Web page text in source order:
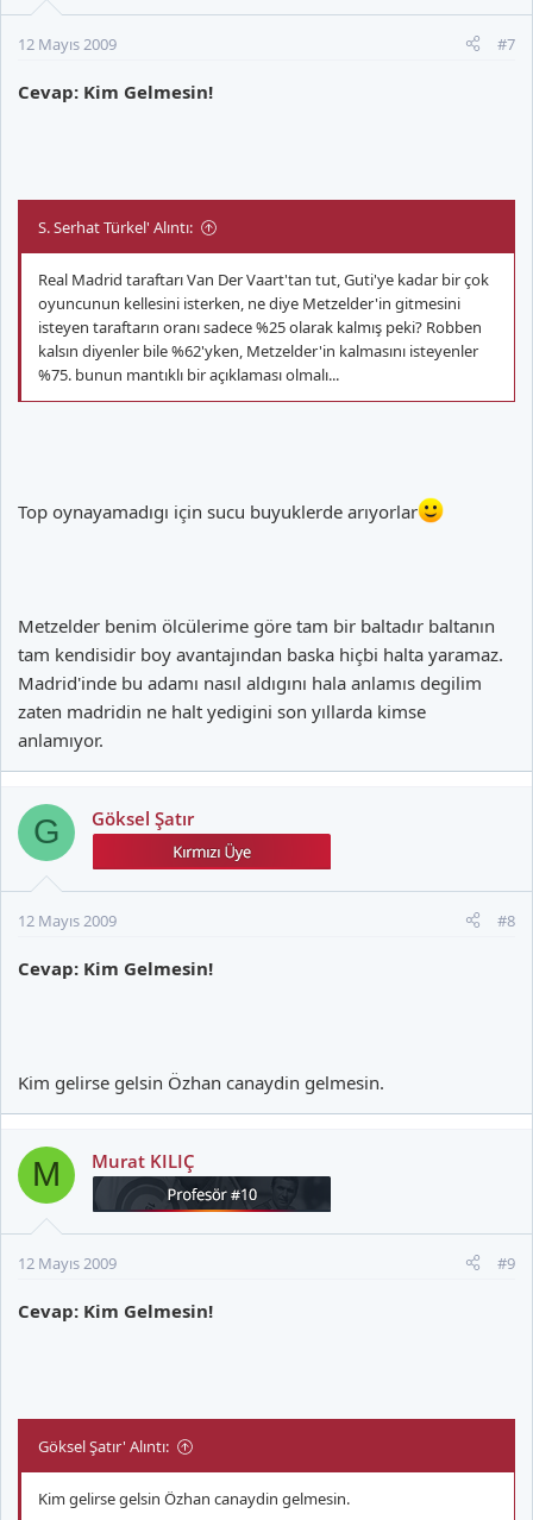
12 Mayıs 2009 #7
Cevap: Kim Gelmesin!
S. Serhat Türkel' Alıntı:
Real Madrid taraftarı Van Der Vaart'tan tut, Guti'ye kadar bir çok
oyuncunun kellesini isterken, ne diye Metzelder'in gitmesini
isteyen taraftarın oranı sadece %25 olarak kalmış peki? Robben
kalsın diyenler bile %62'yken, Metzelder'in kalmasını isteyenler
%75. bunun mantıklı bir açıklaması olmalı...
Top oynayamadıgı için sucu buyuklerde arıyorlar
Metzelder benim ölcülerime göre tam bir baltadır baltanın
tam kendisidir boy avantajından baska hiçbi halta yaramaz.
Madrid'inde bu adamı nasıl aldıgını hala anlamıs degilim
zaten madridin ne halt yedigini son yıllarda kimse
anlamıyor.
G Göksel Şatır
12 Mayıs 2009 #8
Cevap: Kim Gelmesin!
Kim gelirse gelsin Özhan canaydin gelmesin.
M Murat KILIÇ
12 Mayıs 2009 #9
Cevap: Kim Gelmesin!
Göksel Şatır' Alıntı:
Kim gelirse gelsin Özhan canaydin gelmesin.